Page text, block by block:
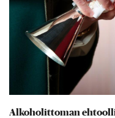
Alkoholittoman